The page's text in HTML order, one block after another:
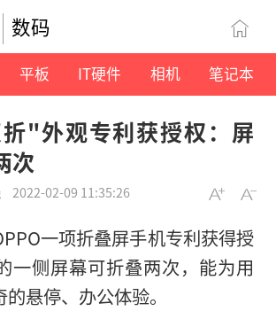
数码
平板 IT硬件 相机 笔记本
"外观专利获授权：屏
次
2022-02-09 11:35:26
一项折叠屏手机专利获得授
一侧屏幕可折叠两次，能为用
悬停、办公体验。